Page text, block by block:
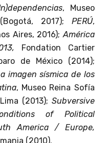
, Museo
2017); PERÚ,
Aires, 2016); América
Fondation Cartier
de México (2014);
imagen sísmica de los
, Museo Reina Sofía
(2013); Subversive
of Political
America / Europe,
(2010).